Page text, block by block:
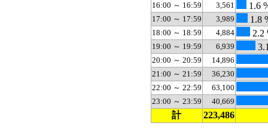
16:00 ～ 16:59 3,561 1.6
17:00 ～ 17:59 3,989 1.8
18:00 ～ 18:59 4,884 2.2
19:00 ～ 19:59 6,939
20:00 ～ 20:59
14,896
21:00 ～ 21:59
36,230
22:00 ～ 22:59
63,100
23:00 ～ 23:59
40,669
計 223,486